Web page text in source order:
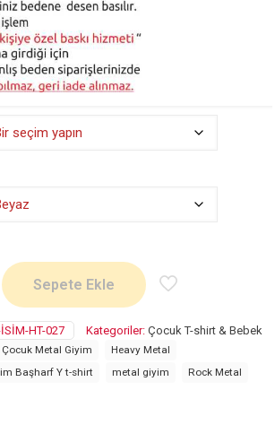
Sepete Ekle
HT-027 Kategoriler: Çocuk T-shirt & Bebek
Çocuk Metal Giyim
Heavy Metal
Başharf Y t-shirt metal giyim
Rock Metal